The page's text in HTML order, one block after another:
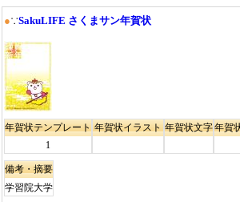
●∵SakuLIFE さくまサン年賀状
年賀状テンプレート
1
年賀状イラスト 年賀状文字年賀
備考・摘要
学習院大学